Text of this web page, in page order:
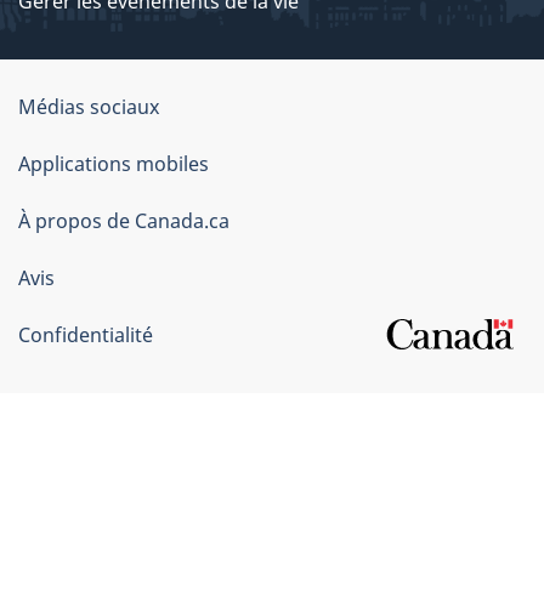
Organisation
du
gouvernement
du
Canada
Médias sociaux
Applications mobiles
À propos de Canada.ca
Avis
Confidentialité